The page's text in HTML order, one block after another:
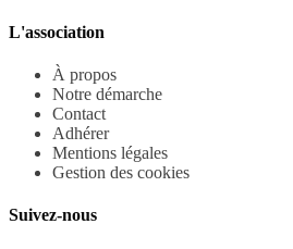
L'association
À propos
Notre démarche
Contact
Adhérer
Mentions légales
Gestion des cookies
Suivez-nous